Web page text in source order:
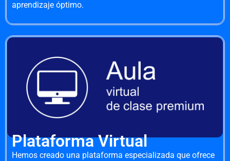
aprendizaje óptimo.
Plataforma Virtual
Hemos creado una plataforma especializada que ofrece